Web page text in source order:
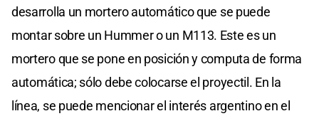
desarrolla un mortero automático que se puede
montar sobre un Hummer o un M113. Este es un
mortero que se pone en posición y computa de forma
automática; sólo debe colocarse el proyectil. En la
línea, se puede mencionar el interés argentino en el